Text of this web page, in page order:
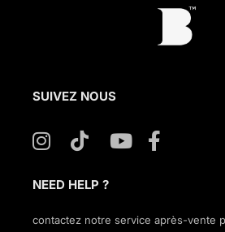
SUIVEZ NOUS
NEED HELP ?
contactez notre service après-vente